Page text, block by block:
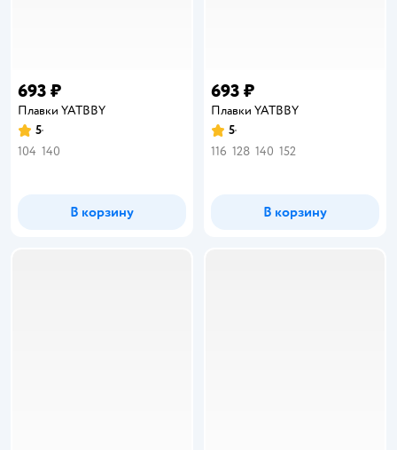
693 ₽
Плавки YATBBY
Рейтинг:
5
104 140
В корзину
693 ₽
Плавки YATBBY
Рейтинг:
5
116 128 140 152
В корзину